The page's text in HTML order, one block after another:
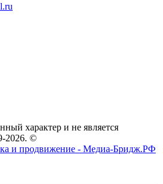
характер и не является
2026. ©
и продвижение - Медиа-Бридж.РФ